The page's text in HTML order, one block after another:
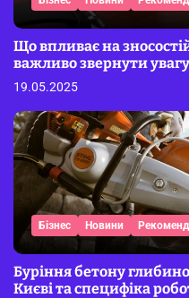
Що впливає на
важливо звернути
19.05.2025
Бізнес Новини
Буріння бетону
Києві та специфіка